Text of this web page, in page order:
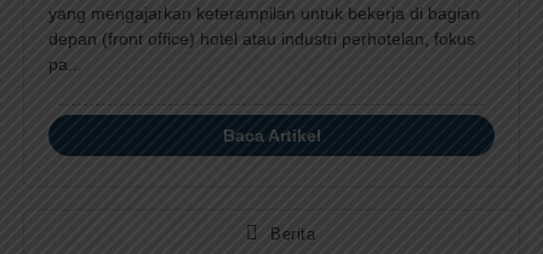
yang mengajarkan keterampilan untuk bekerja di bagian
depan (front office) hotel atau industri perhotelan, fokus
pa...
Baca Artikel
Berita